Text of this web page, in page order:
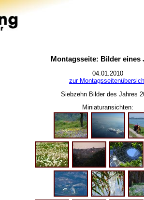
Montagsseite: Bilder eines
04.01.2010
zur
Siebzehn Bilder des Jahres
Miniaturansichten: